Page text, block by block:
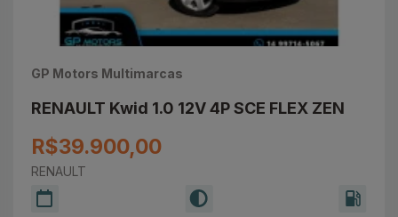
GP Motors Multimarcas
RENAULT Kwid 1.0 12V 4P SCE FLEX ZEN
R$39.900,00
RENAULT